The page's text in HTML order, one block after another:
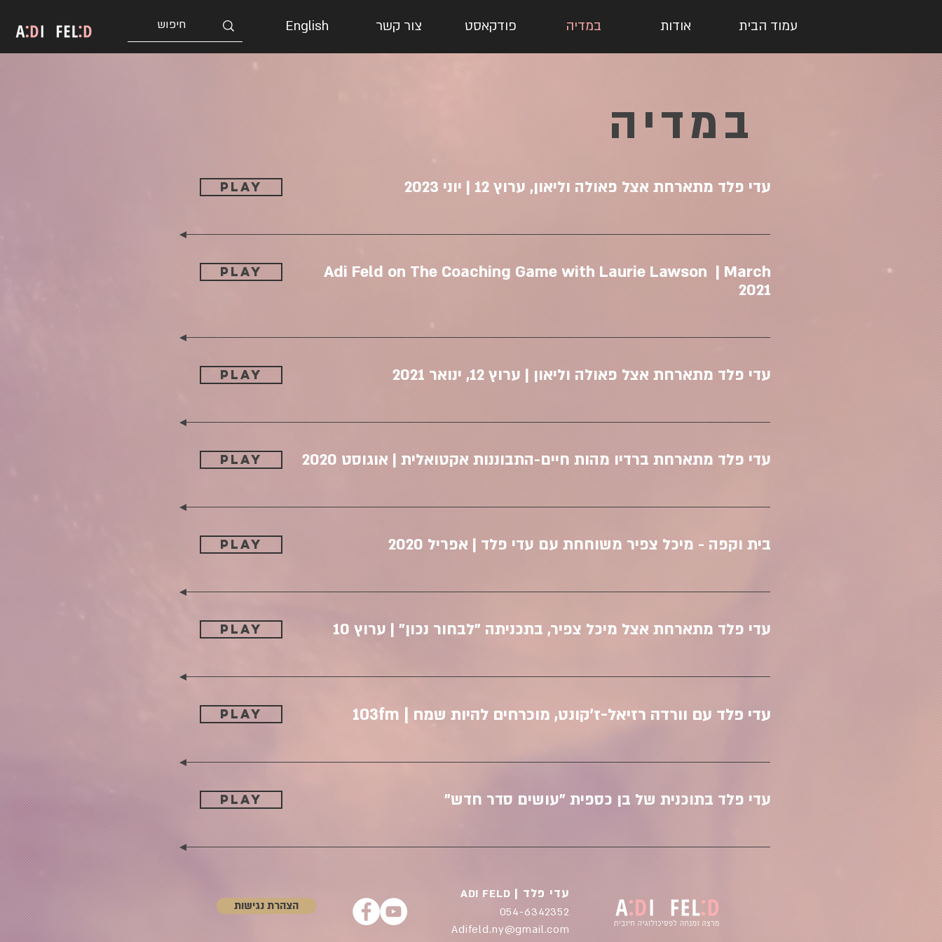
עמוד הבית אודות במדיה פודקאסט צור קשר English
במדיה
PLAY עדי פלד מתארחת אצל פאולה וליאון, ערוץ 12 | יוני 2023
PLAY
Adi Feld on The Coaching Game with Laurie Lawson | March
2021
PLAY עדי פלד מתארחת אצל פאולה וליאון | ערוץ 12, ינואר 2021
PLAY עדי פלד מתארחת ברדיו מהות חיים-התבוננות אקטואלית | אוגוסט 2020
PLAY בית וקפה - מיכל צפיר משוחחת עם עדי פלד | אפריל 2020
PLAY עדי פלד מתארחת אצל מיכל צפיר, בתכניתה "לבחור נכון" | ערוץ 10
PLAY עדי פלד עם וורדה רזיאל-ז'קונט, מוכרחים להיות שמח | 103fm
PLAY עדי פלד בתוכנית של בן כספית "עושים סדר חדש"
הצהרת נגישות
ADI FELD | עדי פלד
054-6342352
Adifeld.ny@gmail.com